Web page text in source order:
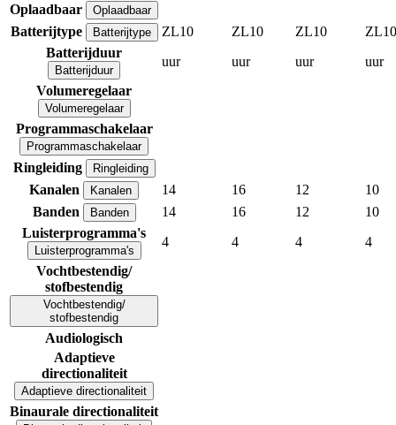
Oplaadbaar
Oplaadbaar
Batterijtype Batterijtype ZL10 ZL10 ZL10
ZL10
Batterijduur
Batterijduur
uur uur uur
uur
Volumeregelaar
Volumeregelaar
Programmaschakelaar
Programmaschakelaar
Ringleiding Ringleiding
Kanalen Kanalen 14 16 12
10
Banden
Banden 14 16 12
10
Luisterprogramma's
Luisterprogramma's
4 4 4
4
Vochtbestendig/
stofbestendig
Vochtbestendig/
stofbestendig
Audiologisch
Adaptieve
directionaliteit
Adaptieve directionaliteit
Binaurale directionaliteit